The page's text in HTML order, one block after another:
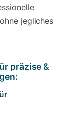
jegliches
präzise &